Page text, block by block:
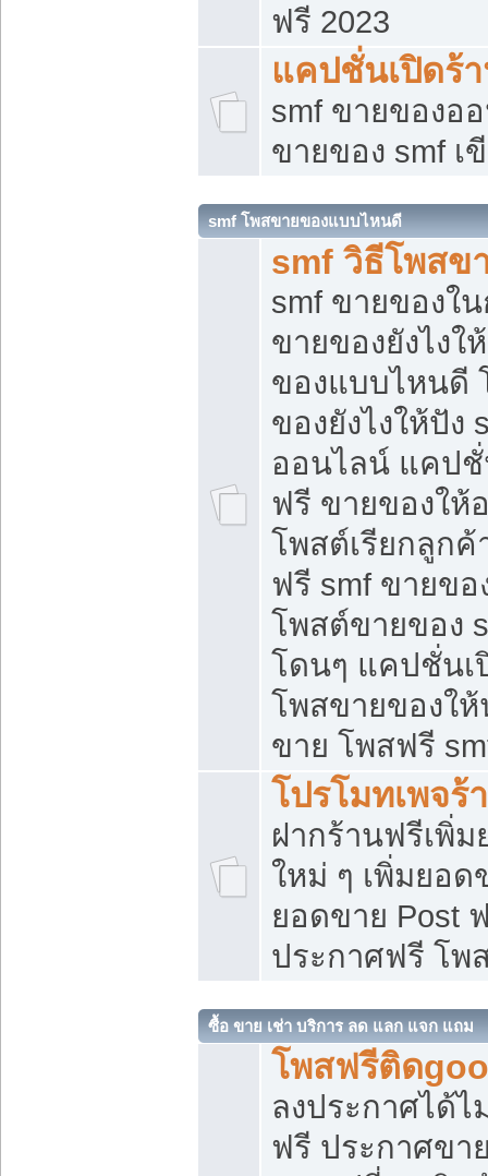
ฟรี 2023
แคปชั่นเปิดร้
smf ขายของอ
ขายของ smf เ
smf โพสขายของแบบไหนดี
smf วิธีโพสข
smf ขายของใ
ขายของยังไง
ของแบบไหนดี
ของยังไงให้ปั
ออนไลน์ แคป
ฟรี ขายของให้
โพสต์เรียกลูกค้
ฟรี smf ขายขอ
โพสต์ขายของ
โดนๆ แคปชั่นเ
โพสขายของใ
ขาย โพสฟรี
โปรโมทเพจร้
ฝากร้านฟรีเพิ่
ใหม่ ๆ เพิ่มยอด
ยอดขาย Post
ประกาศฟรี โพ
ซื้อ ขาย เช่า บริการ ลด แลก แจก แถม
โพสฟรีติด
ลงประกาศได้
ฟรี ประกาศข